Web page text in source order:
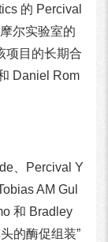
的 Percival
尔实验室的
项目的长期合
Daniel Rom
、Percival Y
AM Gul
和 Bradley
的酶促组装”